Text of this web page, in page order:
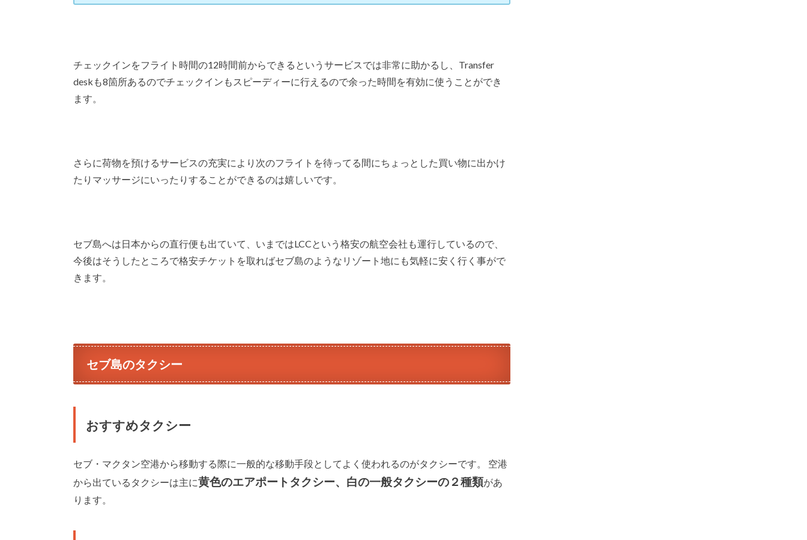
チェックインをフライト時間の12時間前からできるというサービスでは非常に助かるし、Transfer
deskも8箇所あるのでチェックインもスピーディーに行えるので余った時間を有効に使うことができ
ます。
さらに荷物を預けるサービスの充実により次のフライトを待ってる間にちょっとした買い物に出かけ
たりマッサージにいったりすることができるのは嬉しいです。
セブ島へは日本からの直行便も出ていて、いまではLCCという格安の航空会社も運行しているので、
今後はそうしたところで格安チケットを取ればセブ島のようなリゾート地にも気軽に安く行く事がで
きます。
セブ島のタクシー
おすすめタクシー
セブ・マクタン空港から移動する際に一般的な移動手段としてよく使われるのがタクシーです。 空港
から出ているタクシーは主に黄色のエアポートタクシー、白の一般タクシーの２種類があ
ります。